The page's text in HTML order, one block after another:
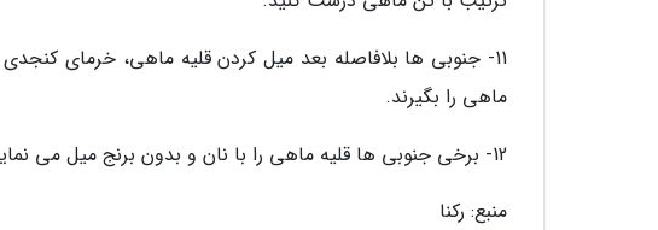
11- جنوبی ها بلافاصله بعد میل کردن قلیه ماهی، خرمای
ماهی را بگیرند.
12- برخی جنوبی ها قلیه ماهی را با نان و بدون برنج میل می نمایند.
منبع: رکنا